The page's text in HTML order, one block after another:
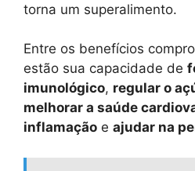
torna um superalimento.
Entre os benefícios
estão sua capacidade de
imunológico, regular o
melhorar a saúde
inflamação e ajudar na